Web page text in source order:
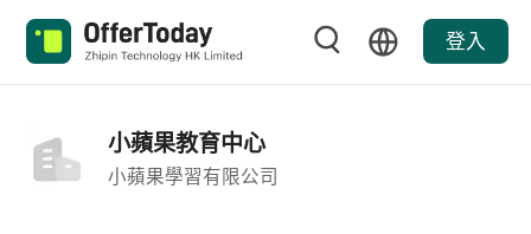
登入
小蘋果教育中心
小蘋果學習有限公司